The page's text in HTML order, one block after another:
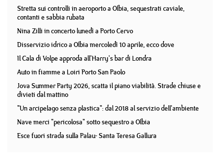
Stretta sui controlli in aeroporto a Olbia, sequestrati caviale,
contanti e sabbia rubata
Nina Zilli in concerto lunedì a Porto Cervo
Disservizio idrico a Olbia mercoledì 10 aprile, ecco dove
Il Cala di Volpe approda all'Harry's bar di Londra
Auto in fiamme a Loiri Porto San Paolo
Jova Summer Party 2026, scatta il piano viabilità. Strade chiuse e
divieti dal mattino
"Un arcipelago senza plastica": dal 2018 al servizio dell'ambiente
Nave merci "pericolosa" sotto sequestro a Olbia
Esce fuori strada sulla Palau- Santa Teresa Gallura